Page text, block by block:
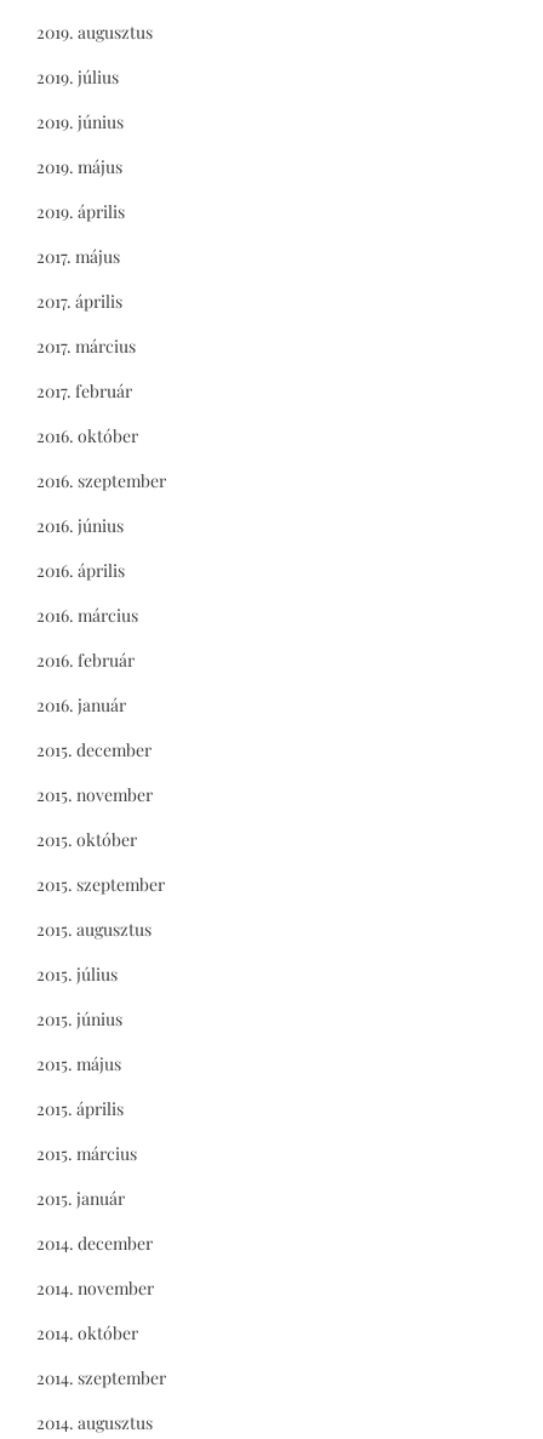
2019. augusztus
2019. július
2019. június
2019. május
2019. április
2017. május
2017. április
2017. március
2017. február
2016. október
2016. szeptember
2016. június
2016. április
2016. március
2016. február
2016. január
2015. december
2015. november
2015. október
2015. szeptember
2015. augusztus
2015. július
2015. június
2015. május
2015. április
2015. március
2015. január
2014. december
2014. november
2014. október
2014. szeptember
2014. augusztus